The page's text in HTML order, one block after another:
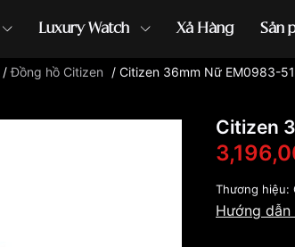
Luxury Watch Xả Hàng Sản
hồ G-Shock đồng hồ Orient ...
/Đồng hồ Citizen / Citizen 36mm Nữ EM0983-
Citizen
Thương hiệu:
Hướng